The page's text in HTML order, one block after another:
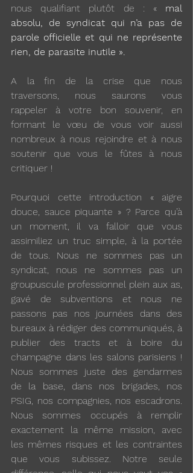
nous qualifiant plutôt de : « mal
absolu, de syndicat qui n’a pas de
parole officielle et qui ne représente
rien, de parasite inutile ».
A la fin de la crise que nous
traversons, nous saurons vous
rappeler à votre bon souvenir, en
formant le vœu de vous voir aussi
nombreux à nous rejoindre et à nous
soutenir que vous le fûtes à nous
critiquer !
Pourquoi cette introduction « aigre
douce, sauce piquante » ? Parce qu’à
un moment, il va falloir que vous
assimiliez un truc simple, à la portée
de tous. Nous ne sommes pas un
syndicat, nous ne sommes pas un
groupuscule professionnel plein aux as,
gavé de subventions et nous ne
passons pas nos journées dans des
bureaux à rédiger des communiqués, à
publier des tracts et à boire du
champagne dans les salons parisiens !
Nous sommes juste des gendarmes
de la base, dans nos brigades, nos
PSIG, nos compagnies, nos escadrons.
Nous sommes occupés à remplir
exactement la même mission, avec
les mêmes risques et les contraintes
que vous subissez. Notre seule